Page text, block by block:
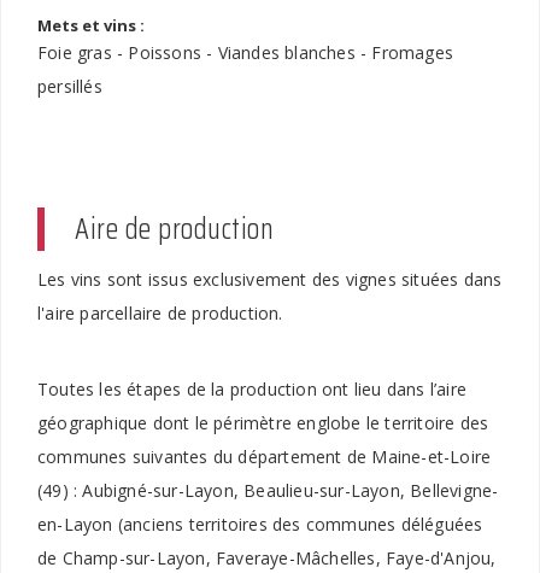
Mets et vins :
Foie gras - Poissons - Viandes blanches - Fromages
persillés
Aire de production
Les vins sont issus exclusivement des vignes situées dans
l'aire parcellaire de production.
Toutes les étapes de la production ont lieu dans l’aire
géographique dont le périmètre englobe le territoire des
communes suivantes du département de Maine-et-Loire
(49) : Aubigné-sur-Layon, Beaulieu-sur-Layon, Bellevigne-
en-Layon (anciens territoires des communes déléguées
de Champ-sur-Layon, Faveraye-Mâchelles, Faye-d'Anjou,